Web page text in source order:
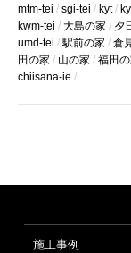
mtm-tei
sgi-tei kyt
kwm-tei
大島の家 夕
umd-tei
駅前の家 倉
田の家
山の家 福田
chiisana-ie
施工事例